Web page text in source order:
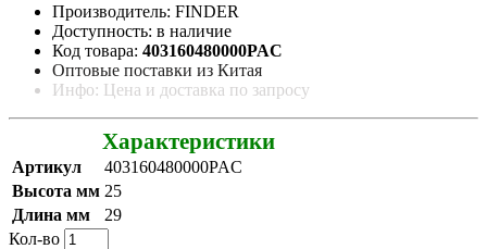
Производитель: FINDER
Доступность: в наличие
Код товара: 403160480000PAC
Оптовые поставки из Китая
Инфо: Цена и доставка по запросу
Характеристики
Артикул
403160480000PAC
Высота мм 25
Длина мм
29
Кол-во